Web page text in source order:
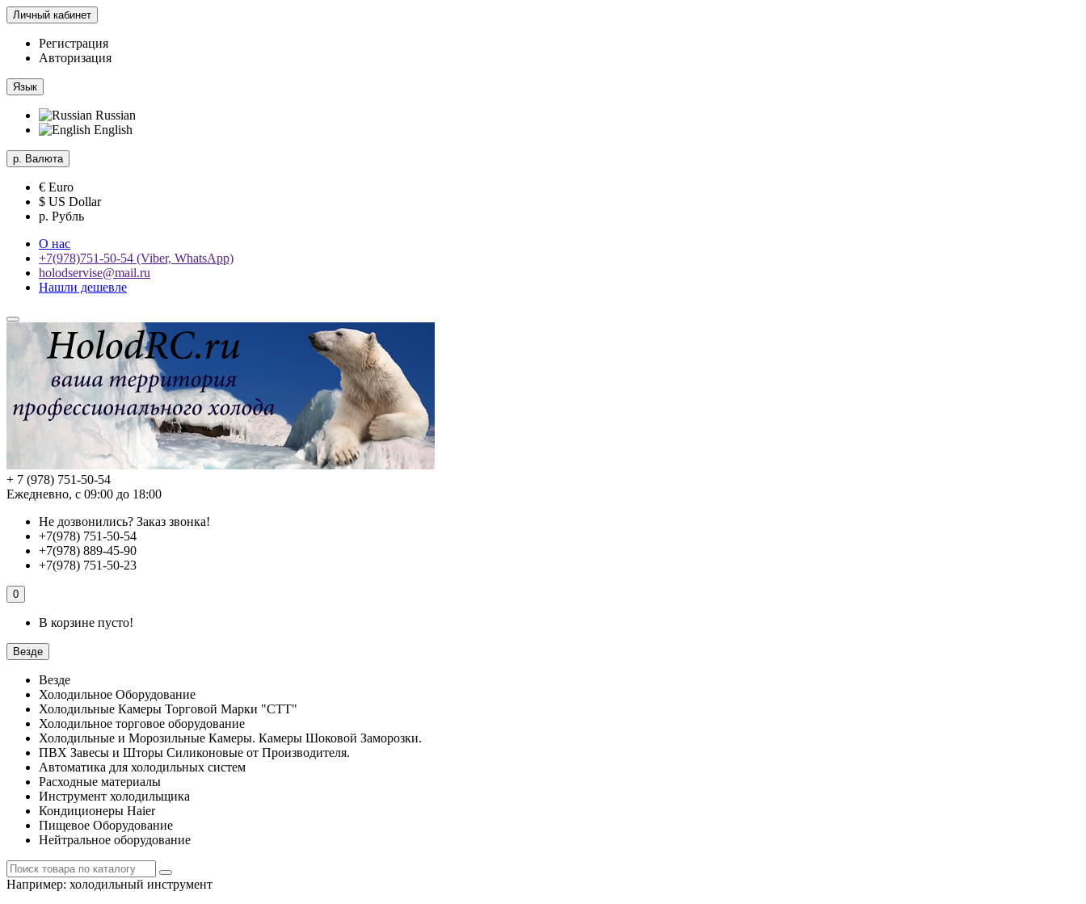
Личный кабинет
Регистрация
Авторизация
Язык
Russian
English
р. Валюта
€ Euro
$ US Dollar
р. Рубль
О нас
+7(978)751-50-54 (Viber, WhatsApp)
holodservise@mail.ru
Нашли дешевле
+ 7 (978) 751-50-54
Ежедневно, с 09:00 до 18:00
Не дозвонились? Заказ звонка!
+7(978) 751-50-54
+7(978) 889-45-90
+7(978) 751-50-23
0
В корзине пусто!
Везде
Везде
Холодильное Оборудование
Холодильные Камеры Торговой Марки "СТТ"
Холодильное торговое оборудование
Холодильные и Морозильные Камеры. Камеры Шоковой Заморозки.
ПВХ Завесы и Шторы Силиконовые от Производителя.
Автоматика для холодильных систем
Расходные материалы
Инструмент холодильщика
Кондиционеры Haier
Пищевое Оборудование
Нейтральное оборудование
Например: холодильный инструмент